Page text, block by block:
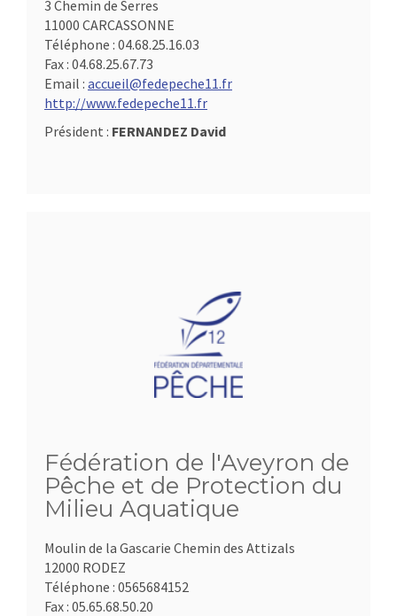
3 Chemin de Serres
11000 CARCASSONNE
Téléphone : 04.68.25.16.03
Fax : 04.68.25.67.73
Email : accueil@fedepeche11.fr
http://www.fedepeche11.fr
Président : FERNANDEZ David
Fédération de l'Aveyron de
Pêche et de Protection du
Milieu Aquatique
Moulin de la Gascarie Chemin des Attizals
12000 RODEZ
Téléphone : 0565684152
Fax : 05.65.68.50.20